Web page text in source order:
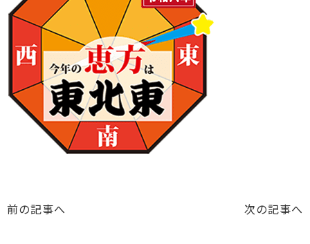
前の記事へ 次の記事へ